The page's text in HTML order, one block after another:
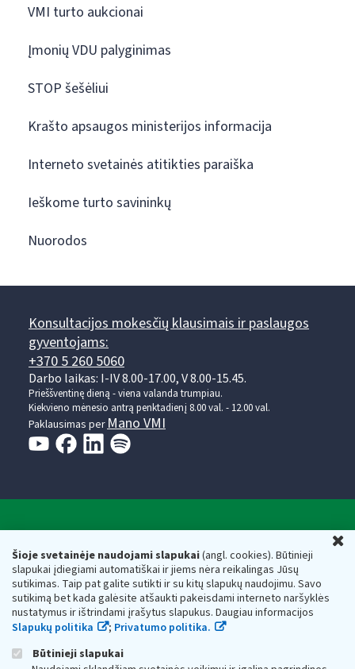
Šioje svetainėje naudojami slapukai(angl. cookies). Būtinieji
slapukai įdiegiami automatiškai ir jiems nėra reikalingas Jūsų
sutikimas. Taip pat galite sutikti ir su kitų slapukų naudojimu. Savo
sutikimą bet kada galėsite atšaukti pakeisdami interneto naršyklės
nustatymus ir ištrindami įrašytus slapukus. Daugiau informacijos
Slapukų politika
; Privatumo politika.
Būtinieji slapukai
VMI turto aukcionai
Įmonių VDU palyginimas
STOP šešėliui
Krašto apsaugos ministerijos informacija
Interneto svetainės atitikties paraiška
Ieškome turto savininkų
Nuorodos
Konsultacijos mokesčių klausimais ir paslaugos
gyventojams:
+370 5 260 5060
Darbo laikas: I-IV 8.00-17.00, V 8.00-15.45.
Prieššventinę dieną - viena valanda trumpiau.
Kiekvieno mėnesio antrą penktadienį 8.00 val. - 12.00 val.
Paklausimas per Mano VMI
Respublikos finansų ministerijos
Biudžetinė įstaiga. Juridinio asmens kodas — 188659752,
adresas: Vasario 16-osios g. 14, 01107 Vilnius, Lietuva, el.paštas:
vmi@vmi.lt, E. pristatymo dėžutės adresas 188659752
Duomenys apie Valstybinę mokesčių inspekciją prie Lietuvos
Respublikos finansų ministerijos kaupiami ir saugomi Juridinių